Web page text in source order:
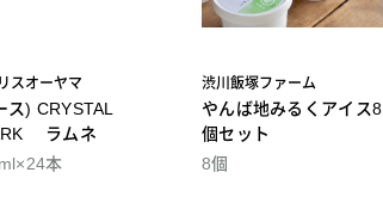
スオーヤマ
ス) CRYSTAL
ラムネ
本
渋川飯塚ファーム
やんば地みるくアイス8
個セット
8個